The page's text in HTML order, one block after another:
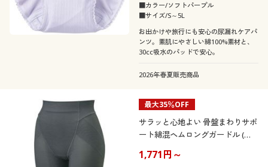
■カラー/ソフトパープル
■サイズ/S～5L
お出かけや旅行にも安心の尿漏れケアパ
ンツ。素肌にやさしい綿100%素材と、
30cc吸水のパッドで安心。
2026年春夏販売商品
最大35％OFF
サラッと心地よい 骨盤まわりサポ
ート綿混ヘムロングガードル (ミ
23cm)
1,771円～